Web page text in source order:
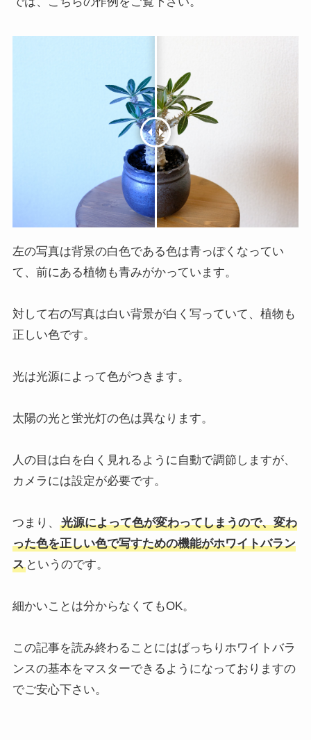
左の写真は背景の白色である色は青っぽくなってい
て、前にある植物も青みがかっています。
対して右の写真は白い背景が白く写っていて、植物も
正しい色です。
光は光源によって色がつきます。
太陽の光と蛍光灯の色は異なります。
人の目は白を白く見れるように自動で調節しますが、
カメラには設定が必要です。
つまり、
光源によって色が変わってしまうので、変わ
った色を正しい色で写すための機能がホワイトバラン
スというのです。
細かいことは分からなくてもOK。
この記事を読み終わることにはばっちりホワイトバラ
ンスの基本をマスターできるようになっておりますの
でご安心下さい。